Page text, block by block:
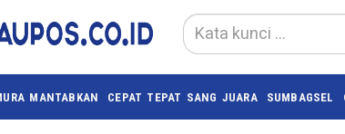
MANTABKAN CEPAT TEPAT SANG JUARA SUMBAGSEL